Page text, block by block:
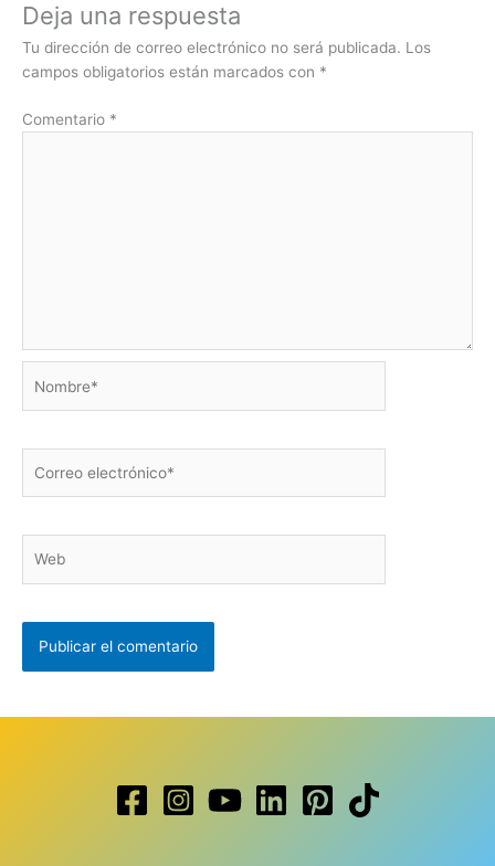
Deja una respuesta
Tu dirección de correo electrónico no será publicada. Los
campos obligatorios están marcados con *
Comentario *
electrónico*